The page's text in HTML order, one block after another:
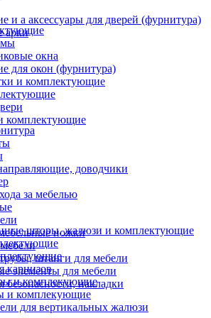
и а аксессуары для дверей (фурнитура)
арки
окна
для окон (фурнитура)
и комплектующие
комплектующие
доводчики
за мебелью
ножки
штанги для мебели
элементы для мебели
безопасности, накладки
шторы, жалюзи и комплектующие
карнизов
и комплекующие
и комплекующие
для вертикальных жалюзи